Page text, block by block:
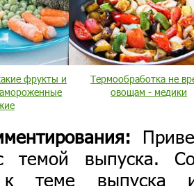
фрукты и
Термообработка не
овощам - медики
темой выпуска.
к теме выпуска